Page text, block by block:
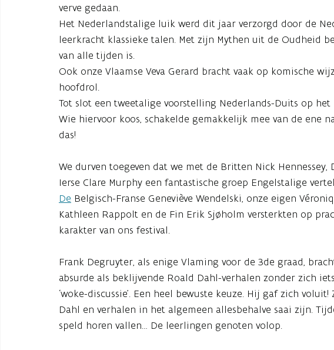
verve gedaan.
Het Nederlandstalige luik werd dit jaar verzorgd door de
leerkracht klassieke talen. Met zijn Mythen uit de Oudheid
van alle tijden is.
Ook onze Vlaamse Veva Gerard bracht vaak op komische
hoofdrol.
Tot slot een tweetalige voorstelling Nederlands-Duits op
Wie hiervoor koos, schakelde gemakkelijk mee van de ene
das!
We durven toegeven dat we met de Britten Nick
Ierse Clare Murphy een fantastische groep Engelstalige
De Belgisch-Franse Geneviève Wendelski, onze eigen
Kathleen Rappolt en de Fin Erik Sjøholm versterkten op
karakter van ons festival.
Frank Degruyter, als enige Vlaming voor de 3de graad,
absurde als beklijvende Roald Dahl-verhalen zonder zich
‘woke-discussie’. Een heel bewuste keuze. Hij gaf zich
Dahl en verhalen in het algemeen allesbehalve saai zijn.
speld horen vallen… De leerlingen genoten volop.